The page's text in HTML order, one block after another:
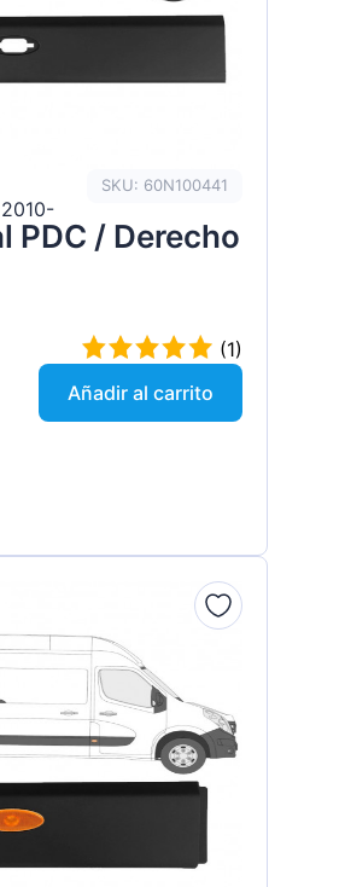
SKU: 60N100441
PDC / Derecho
(1)
Añadir al carrito